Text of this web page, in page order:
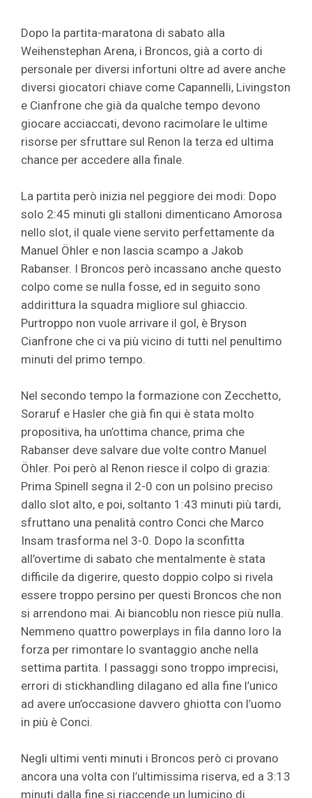
Dopo la partita-maratona di sabato alla
Weihenstephan Arena, i Broncos, già a corto di
personale per diversi infortuni oltre ad avere anche
diversi giocatori chiave come Capannelli, Livingston
e Cianfrone che già da qualche tempo devono
giocare acciaccati, devono racimolare le ultime
risorse per sfruttare sul Renon la terza ed ultima
chance per accedere alla finale.
La partita però inizia nel peggiore dei modi: Dopo
solo 2:45 minuti gli stalloni dimenticano Amorosa
nello slot, il quale viene servito perfettamente da
Manuel Öhler e non lascia scampo a Jakob
Rabanser. I Broncos però incassano anche questo
colpo come se nulla fosse, ed in seguito sono
addirittura la squadra migliore sul ghiaccio.
Purtroppo non vuole arrivare il gol, è Bryson
Cianfrone che ci va più vicino di tutti nel penultimo
minuti del primo tempo.
Nel secondo tempo la formazione con Zecchetto,
Soraruf e Hasler che già fin qui è stata molto
propositiva, ha un’ottima chance, prima che
Rabanser deve salvare due volte contro Manuel
Öhler. Poi però al Renon riesce il colpo di grazia:
Prima Spinell segna il 2-0 con un polsino preciso
dallo slot alto, e poi, soltanto 1:43 minuti più tardi,
sfruttano una penalità contro Conci che Marco
Insam trasforma nel 3-0. Dopo la sconfitta
all’overtime di sabato che mentalmente è stata
difficile da digerire, questo doppio colpo si rivela
essere troppo persino per questi Broncos che non
si arrendono mai. Ai biancoblu non riesce più nulla.
Nemmeno quattro powerplays in fila danno loro la
forza per rimontare lo svantaggio anche nella
settima partita. I passaggi sono troppo imprecisi,
errori di stickhandling dilagano ed alla fine l’unico
ad avere un’occasione davvero ghiotta con l’uomo
in più è Conci.
Negli ultimi venti minuti i Broncos però ci provano
ancora una volta con l’ultimissima riserva, ed a 3:13
minuti dalla fine si riaccende un lumicino di